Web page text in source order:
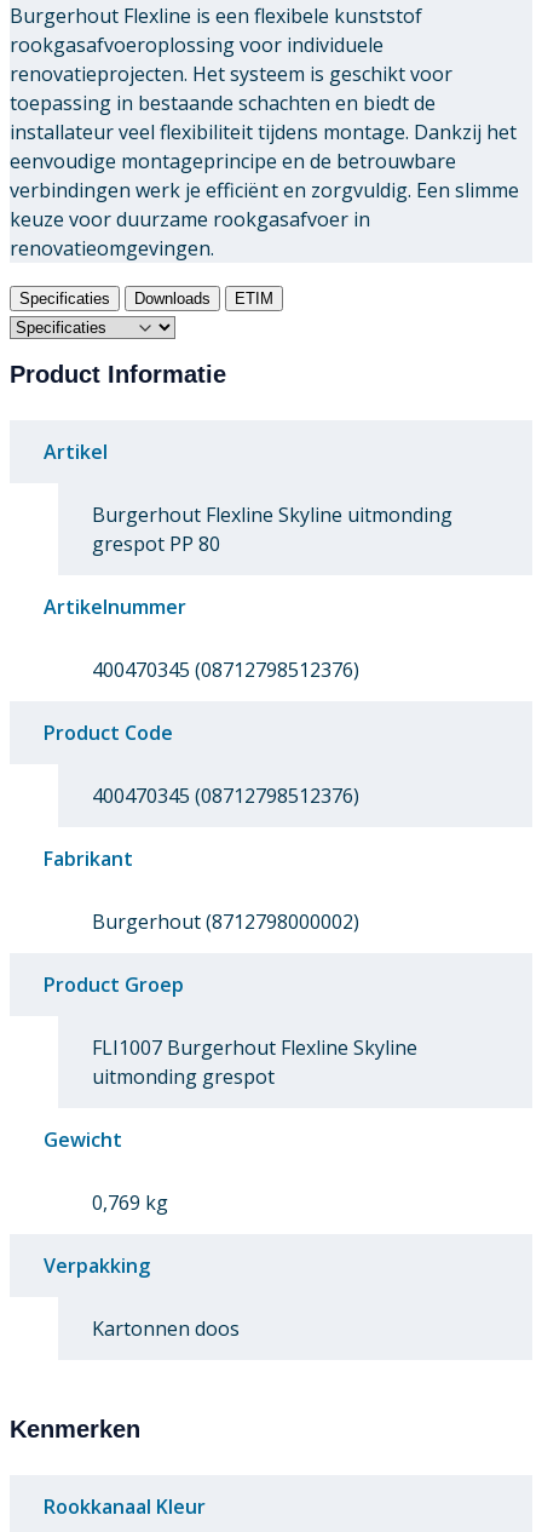
Burgerhout Flexline is een flexibele kunststof
rookgasafvoeroplossing voor individuele
renovatieprojecten. Het systeem is geschikt voor
toepassing in bestaande schachten en biedt de
installateur veel flexibiliteit tijdens montage. Dankzij het
eenvoudige montageprincipe en de betrouwbare
verbindingen werk je efficiënt en zorgvuldig. Een slimme
keuze voor duurzame rookgasafvoer in
renovatieomgevingen.
Specificaties Downloads ETIM
Product Informatie
Artikel
Burgerhout Flexline Skyline uitmonding
grespot PP 80
Artikelnummer
400470345 (08712798512376)
Product Code
400470345 (08712798512376)
Fabrikant
Burgerhout (8712798000002)
Product Groep
FLI1007 Burgerhout Flexline Skyline
uitmonding grespot
Gewicht
0,769 kg
Verpakking
Kartonnen doos
Kenmerken
Rookkanaal Kleur